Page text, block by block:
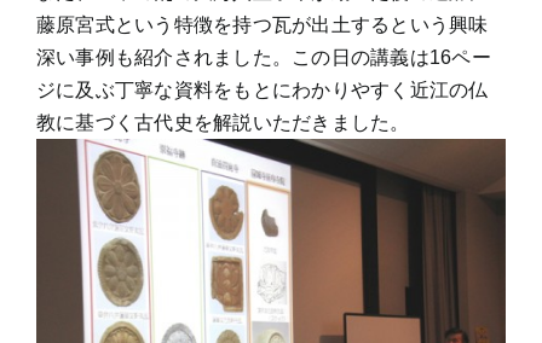
藤原宮式という特徴を持つ瓦が出土するという興味
深い事例も紹介されました。この日の講義は16ペー
ジに及ぶ丁寧な資料をもとにわかりやすく近江の仏
教に基づく古代史を解説いただきました。